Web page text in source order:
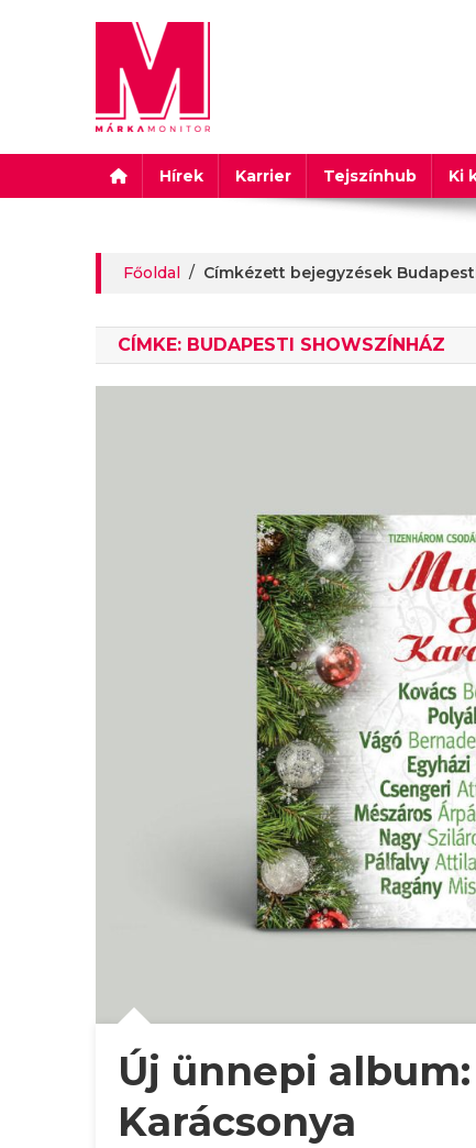
Márkamonitor
Hírek Karrier Tejszínhub Ki
Főoldal / Címkézett bejegyzések
CÍMKE: BUDAPESTI SHOWSZÍNHÁZ
Új ünnepi
Karácsonya